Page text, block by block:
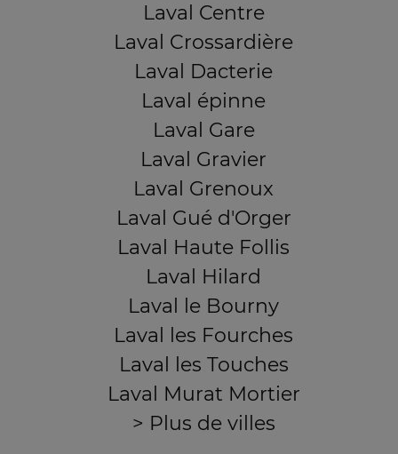
Laval Centre
Laval Crossardière
Laval Dacterie
Laval épinne
Laval Gare
Laval Gravier
Laval Grenoux
Laval Gué d'Orger
Laval Haute Follis
Laval Hilard
Laval le Bourny
Laval les Fourches
Laval les Touches
Laval Murat Mortier
> Plus de villes